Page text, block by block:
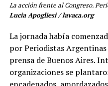
La acción frente al Congreso.
Lucia Apogliesi / lavaca.org
La jornada había
por Periodistas
prensa de Buenos Aires.
organizaciones se